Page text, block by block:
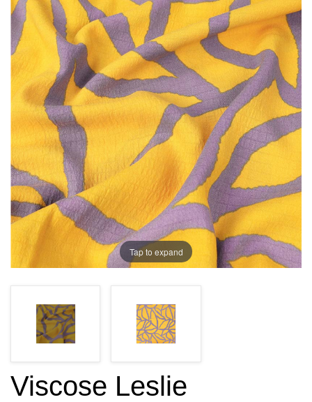
Register Sign In
Tap to expand
Viscose Leslie